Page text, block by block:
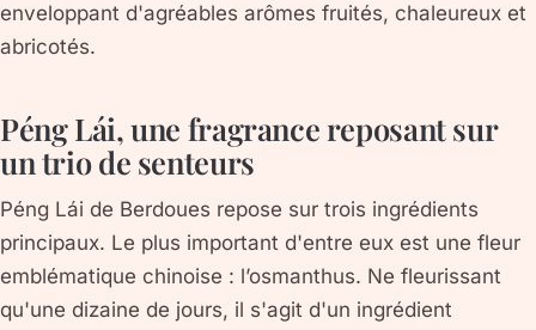
enveloppant d'agréables arômes fruités, chaleureux et
abricotés.
Péng Lái, une fragrance reposant sur
un trio de senteurs
Péng Lái de Berdoues repose sur trois ingrédients
principaux. Le plus important d'entre eux est une fleur
emblématique chinoise : l’osmanthus. Ne fleurissant
qu'une dizaine de jours, il s'agit d'un ingrédient